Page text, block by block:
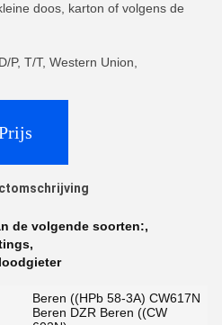
doos, karton of volgens de
P, T/T, Western Union,
de volgende soorten:,
,
Beren ((HPb 58-3A) CW617N
Beren DZR Beren ((CW